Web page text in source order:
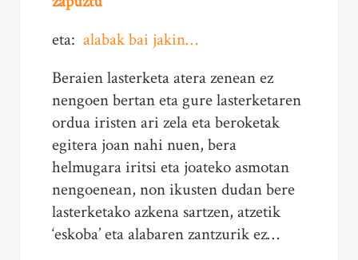
eta: alabak bai jakin…
Beraien lasterketa atera zenean ez
nengoen bertan eta gure lasterketaren
ordua iristen ari zela eta beroketak
egitera joan nahi nuen, bera
helmugara iritsi eta joateko asmotan
nengoenean, non ikusten dudan bere
lasterketako azkena sartzen, atzetik
‘eskoba’ eta alabaren zantzurik ez…